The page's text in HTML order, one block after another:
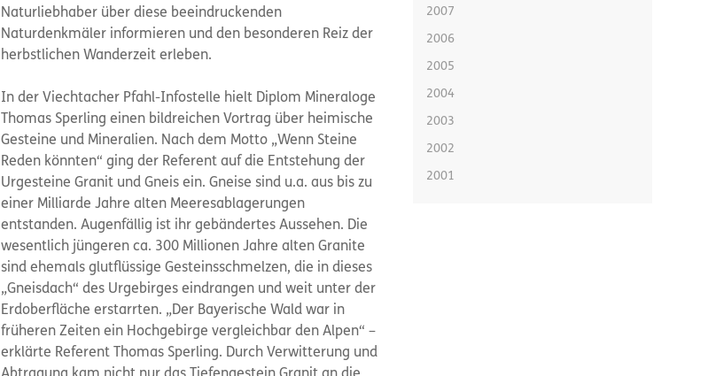
Naturliebhaber über diese beeindruckenden
Naturdenkmäler informieren und den besonderen Reiz der
herbstlichen Wanderzeit erleben.
In der Viechtacher Pfahl-Infostelle hielt Diplom Mineraloge
Thomas Sperling einen bildreichen Vortrag über heimische
Gesteine und Mineralien. Nach dem Motto „Wenn Steine
Reden könnten“ ging der Referent auf die Entstehung der
Urgesteine Granit und Gneis ein. Gneise sind u.a. aus bis zu
einer Milliarde Jahre alten Meeresablagerungen
entstanden. Augenfällig ist ihr gebändertes Aussehen. Die
wesentlich jüngeren ca. 300 Millionen Jahre alten Granite
sind ehemals glutflüssige Gesteinsschmelzen, die in dieses
„Gneisdach“ des Urgebirges eindrangen und weit unter der
Erdoberfläche erstarrten. „Der Bayerische Wald war in
früheren Zeiten ein Hochgebirge vergleichbar den Alpen“ –
erklärte Referent Thomas Sperling. Durch Verwitterung und
2007
2006
2005
2004
2003
2002
2001